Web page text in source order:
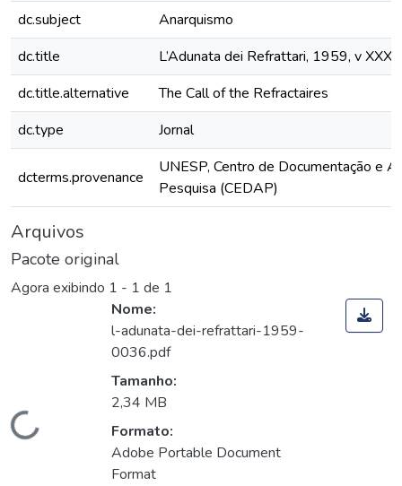
dc.subject
Anarquismo
dc.title
L’Adunata dei Refrattari, 1959, v
dc.title.alternative
The Call of the Refractaires
dc.type
Jornal
dcterms.provenance
UNESP, Centro de Documentação e
Pesquisa (CEDAP)
Arquivos
Pacote original
Agora exibindo 1 - 1 de 1
Carregando...
Nome:
l-adunata-dei-refrattari-1959-
0036.pdf
Tamanho:
2,34 MB
Formato:
Adobe Portable Document
Format